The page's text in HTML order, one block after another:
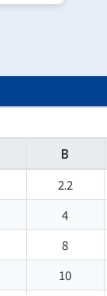
B
2.2
4
8
10